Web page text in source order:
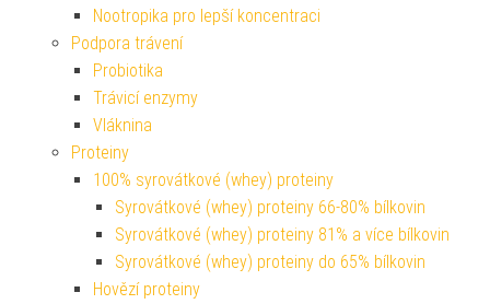
Nootropika pro lepší koncentraci
Podpora trávení
Probiotika
Trávicí enzymy
Vláknina
Proteiny
100% syrovátkové (whey) proteiny
Syrovátkové (whey) proteiny 66-80% bílkovin
Syrovátkové (whey) proteiny 81% a více bílkovin
Syrovátkové (whey) proteiny do 65% bílkovin
Hovězí proteiny